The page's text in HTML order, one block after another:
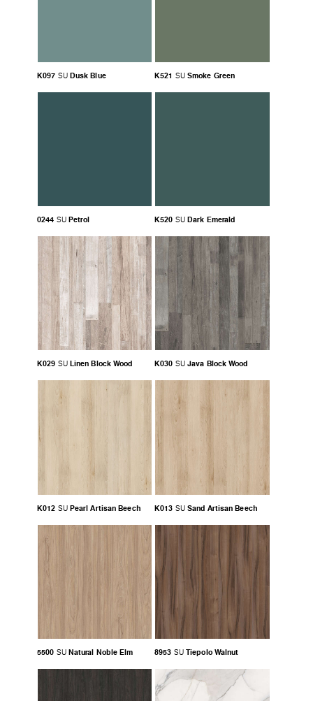
K097 SU Dusk Blue K521 SU Smoke Green
0244 SU Petrol K520 SU Dark Emerald
K029 SU Linen Block Wood K030 SU Java Block Wood
K012 SU Pearl Artisan Beech K013 SU Sand Artisan Beech
5500 SU Natural Noble Elm 8953 SU Tiepolo Walnut